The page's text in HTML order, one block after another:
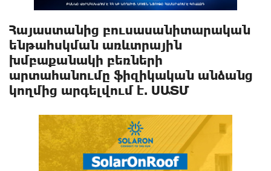
Հայաստանից բուսասանիտարական
ենթահսկման առևտրային
խմբաքանակի բեռների
արտահանումը ֆիզիկական անձանց
կողմից արգելվում է. ՍԱՏՄ